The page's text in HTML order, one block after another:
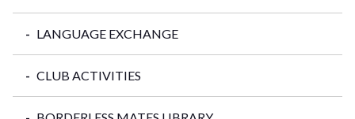
LANGUAGE EXCHANGE
CLUB ACTIVITIES